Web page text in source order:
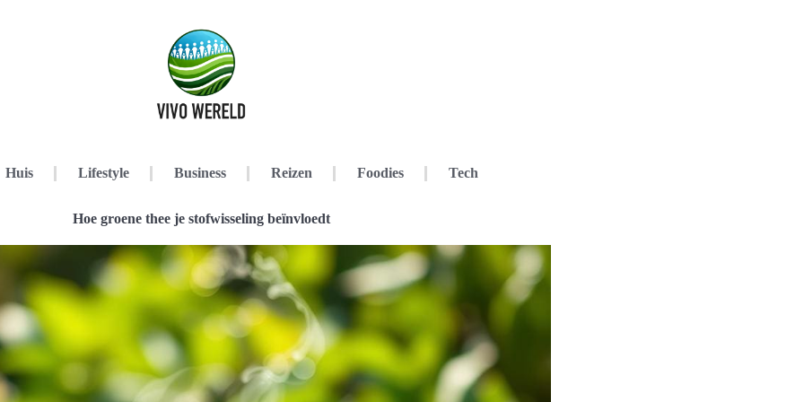
Huis Lifestyle Business Reizen Foodies Tech
Hoe groene thee je stofwisseling beïnvloedt